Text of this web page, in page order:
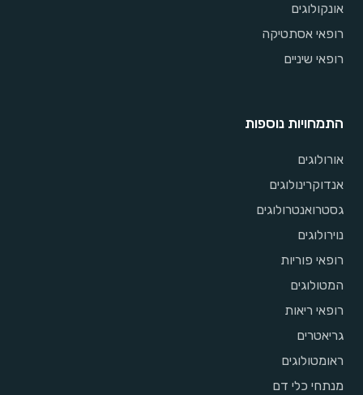
אונקולוגים
רופאי אסתטיקה
רופאי שיניים
התמחויות נוספות
אורולוגים
אנדוקרינולוגים
גסטרואנטרולוגים
נוירולוגים
רופאי פוריות
המטולוגים
רופאי ריאות
גריאטרים
ראומטולוגים
מנתחי כלי דם